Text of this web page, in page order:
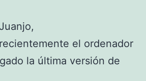
el ordenador
la última versión de